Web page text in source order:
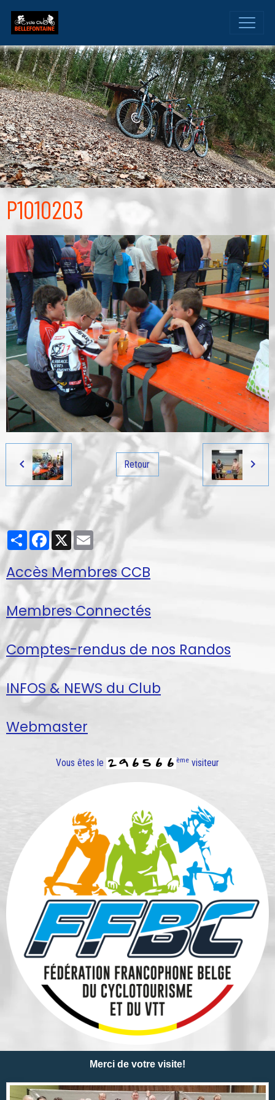
P1010203
Retour
PartagerFacebook
X Email
Accès Membres CCB
Membres Connectés
Comptes-rendus de nos Randos
INFOS & NEWS du Club
Webmaster
Vous êtes le ème visiteur
Merci de votre visite!